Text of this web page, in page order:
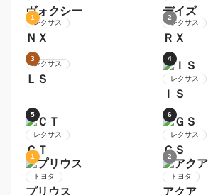
プリウス
7
日産
セレナ
8
トヨタ
アクア
9 10